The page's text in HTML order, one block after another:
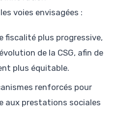
voies envisagées :
fiscalité plus progressive,
de la CSG, afin de
plus équitable.
renforcés pour
aux prestations sociales